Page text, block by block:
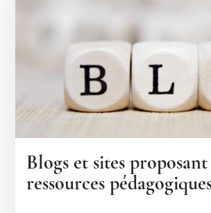
Blogs et sites proposant
ressources